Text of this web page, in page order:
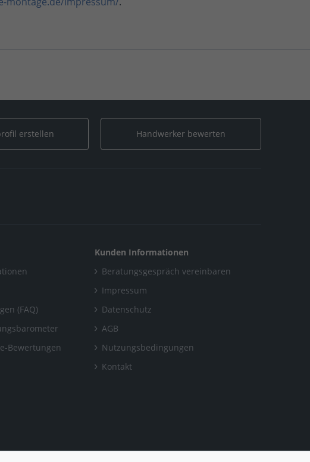
erstellen Handwerker bewerten
(FAQ)
Bewertungen
Kunden Informationen
Beratungsgespräch vereinbaren
Impressum
Datenschutz
AGB
Nutzungsbedingungen
Kontakt